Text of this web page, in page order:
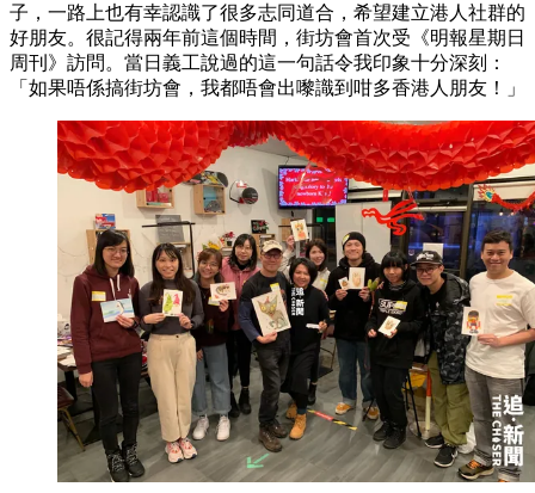
子，一路上也有幸認識了很多志同道合，希望建立港人社群的
好朋友。很記得兩年前這個時間，街坊會首次受《明報星期日
周刊》訪問。當日義工說過的這一句話令我印象十分深刻：
「如果唔係搞街坊會，我都唔會出嚟識到咁多香港人朋友！」